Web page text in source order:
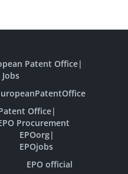
Patent Office|
Jobs
Office|
Procurement
EPOorg|
EPOjobs
EPO official